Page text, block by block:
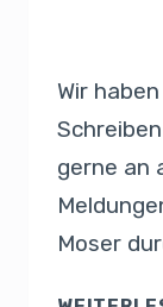
Wir
gerne an
Moser